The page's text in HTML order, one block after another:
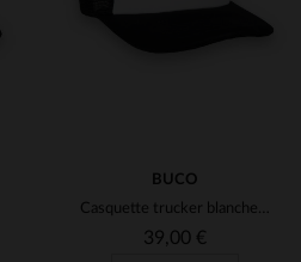
BUCO
Casquette trucker blanche et noire logo roue ailée rouge et blanc
39,00 €